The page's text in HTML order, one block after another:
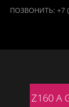
ПОЗВОНИТЬ: +7
Z160 A